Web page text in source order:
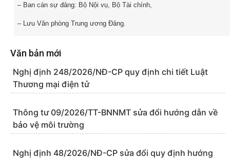
– Ban cán sự đảng: Bộ Nội vụ, Bộ Tài chính,
– Lưu Văn phòng Trung ương Đảng.
Văn bản mới
Nghị định 248/2026/NĐ-CP quy định chi tiết Luật
Thương mại điện tử
Thông tư 09/2026/TT-BNNMT sửa đổi hướng dẫn về
bảo vệ môi trường
Nghị định 48/2026/NĐ-CP sửa đổi quy định hướng